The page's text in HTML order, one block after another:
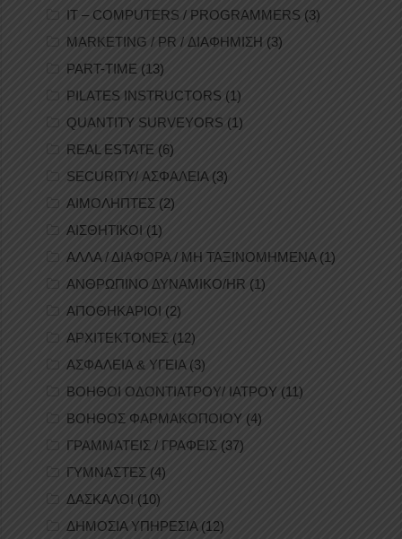
IT – COMPUTERS / PROGRAMMERS (3)
MARKETING / PR / ΔΙΑΦΗΜΙΣΗ (3)
PART-TIME (13)
PILATES INSTRUCTORS (1)
QUANTITY SURVEYORS (1)
REAL ESTATE (6)
SECURITY/ ΑΣΦΑΛΕΙΑ(3)
ΑΙΜΟΛΗΠΤΕΣ (2)
ΑΙΣΘΗΤΙΚΟΙ (1)
ΑΛΛΑ / ΔΙΑΦΟΡΑ / ΜΗ ΤΑΞΙΝΟΜΗΜΕΝΑ(1)
ΑΝΘΡΩΠΙΝΟ ΔΥΝΑΜΙΚΟ/HR (1)
ΑΠΟΘΗΚΑΡΙΟΙ (2)
ΑΡΧΙΤΕΚΤΟΝΕΣ (12)
ΑΣΦΑΛΕΙΑ & ΥΓΕΙΑ (3)
ΒΟΗΘΟΙ ΟΔΟΝΤΙΑΤΡΟΥ/ ΙΑΤΡΟΥ (11)
ΒΟΗΘΟΣ ΦΑΡΜΑΚΟΠΟΙΟΥ (4)
ΓΡΑΜΜΑΤΕΙΣ / ΓΡΑΦΕΙΣ (37)
ΓΥΜΝΑΣΤΕΣ (4)
ΔΑΣΚΑΛΟΙ (10)
ΔΗΜΟΣΙΑ ΥΠΗΡΕΣΙΑ(12)